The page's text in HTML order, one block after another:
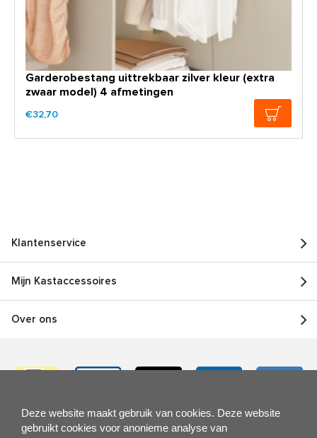
Deze website maakt gebruik van cookies. Deze website
gebruikt cookies voor anonieme analyse van
Garderobestang uittrekbaar zilver kleur (extra
zwaar model) 4 afmetingen
€32,70
Klantenservice
Mijn Kastaccessoires
Over ons